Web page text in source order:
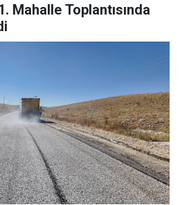
Mahalle Toplantısında